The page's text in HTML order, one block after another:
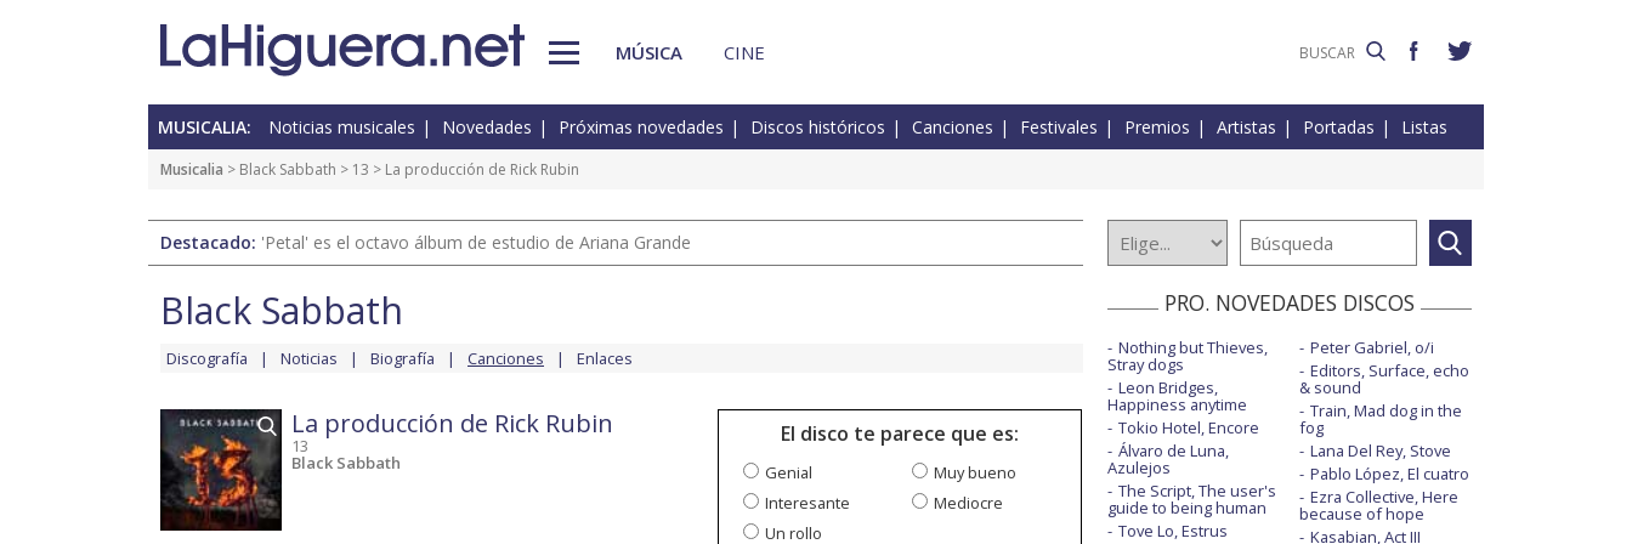
MÚSICA CINE
MUSICALIA: Noticias musicales Novedades Próximas novedades Discos históricos Canciones Festivales Premios Artistas Portadas Listas
Musicalia > Black Sabbath > 13 > La producción de Rick Rubin
Destacado: 'Petal' es el octavo álbum de estudio de Ariana Grande
Black Sabbath
Discografía Noticias Biografía Canciones Enlaces
La producción de Rick Rubin
13
Black Sabbath
El disco te parece que es:
Genial
Muy bueno
Interesante
Mediocre
Un rollo
PRO. NOVEDADES DISCOS
Nothing but Thieves,
Stray dogs
Leon Bridges,
Happiness anytime
Tokio Hotel, Encore
Álvaro de Luna,
Azulejos
The Script, The user's
guide to being human
Tove Lo, Estrus
Peter Gabriel, o/i
Editors, Surface, echo
& sound
Train, Mad dog in the
fog
Lana Del Rey, Stove
Pablo López, El cuatro
Ezra Collective, Here
because of hope
Kasabian, Act III